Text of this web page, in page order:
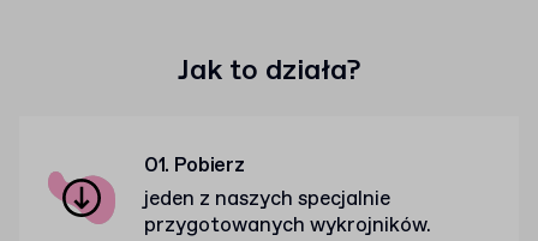
Jak to działa?
01. Pobierz
jeden z naszych specjalnie
przygotowanych wykrojników.